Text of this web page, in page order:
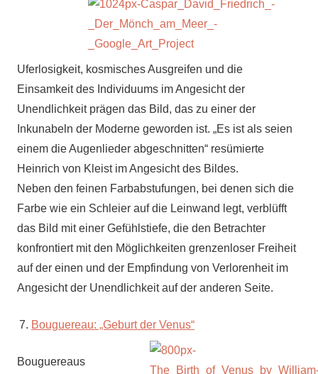
Uferlosigkeit, kosmisches Ausgreifen und die
Einsamkeit des Individuums im Angesicht der
Unendlichkeit prägen das Bild, das zu einer der
Inkunabeln der Moderne geworden ist. „Es ist als seien
einem die Augenlieder abgeschnitten“ resümierte
Heinrich von Kleist im Angesicht des Bildes.
Neben den feinen Farbabstufungen, bei denen sich die
Farbe wie ein Schleier auf die Leinwand legt, verblüfft
das Bild mit einer Gefühlstiefe, die den Betrachter
konfrontiert mit den Möglichkeiten grenzenloser Freiheit
auf der einen und der Empfindung von Verlorenheit im
Angesicht der Unendlichkeit auf der anderen Seite.
Bouguereau: „Geburt der Venus“
Bouguereaus